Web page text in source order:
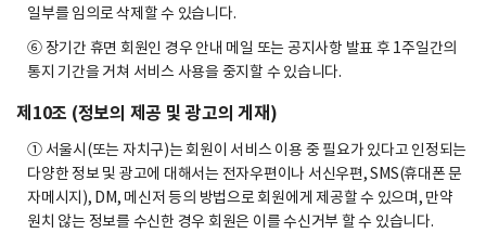
일부를 임의로 삭제할 수 있습니다.
⑥ 장기간 휴면 회원인 경우 안내 메일 또는 공지사항 발표 후 1주일간의
통지 기간을 거쳐 서비스 사용을 중지할 수 있습니다.
제10조 (정보의 제공 및 광고의 게재)
① 서울시(또는 자치구)는 회원이 서비스 이용 중 필요가 있다고 인정되는
다양한 정보 및 광고에 대해서는 전자우편이나 서신우편, SMS(휴대폰 문
자메시지), DM, 메신저 등의 방법으로 회원에게 제공할 수 있으며, 만약
원치 않는 정보를 수신한 경우 회원은 이를 수신거부 할 수 있습니다.